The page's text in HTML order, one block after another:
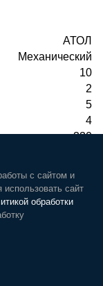
АТОЛ
Механический
10
2
5
4
330
с сайтом и
сайт
обработки